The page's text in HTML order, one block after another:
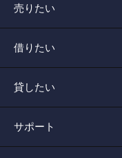
売りたい
借りたい
貸したい
サポート